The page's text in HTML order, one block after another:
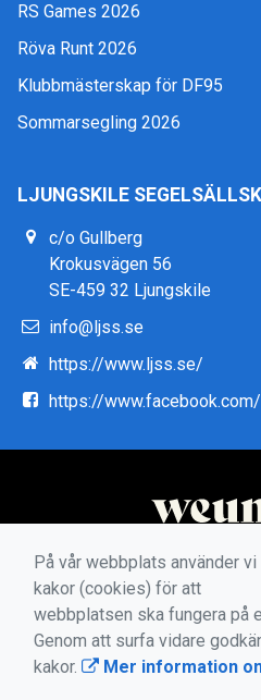
RS Games 2026
Röva Runt 2026
Klubbmästerskap för DF95
Sommarsegling 2026
LJUNGSKILE
c/o Gullberg
Krokusvägen 56
SE-459 32 Ljungskile
info@ljss.se
https://www.ljss.se/
https://
På vår webbplats använder vi
kakor (cookies) för att
webbplatsen ska fungera på
Genom att surfa vidare
kakor.
Mer information